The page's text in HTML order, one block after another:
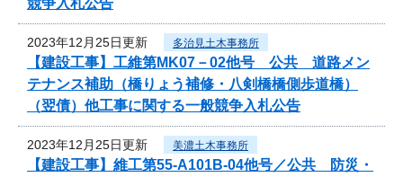
2023年12月25日更新 多治見土木事務所
【建設工事】工維第MK07－02他号 公共 道路メン
テナンス補助（橋りょう補修・八剣橋橋側歩道橋）
（翌債）他工事に関する一般競争入札公告
2023年12月25日更新 美濃土木事務所
【建設工事】維工第55-A101B-04他号／公共 防災・